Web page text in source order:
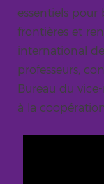
essentiels
frontières et
international
professeurs,
Bureau du
à la